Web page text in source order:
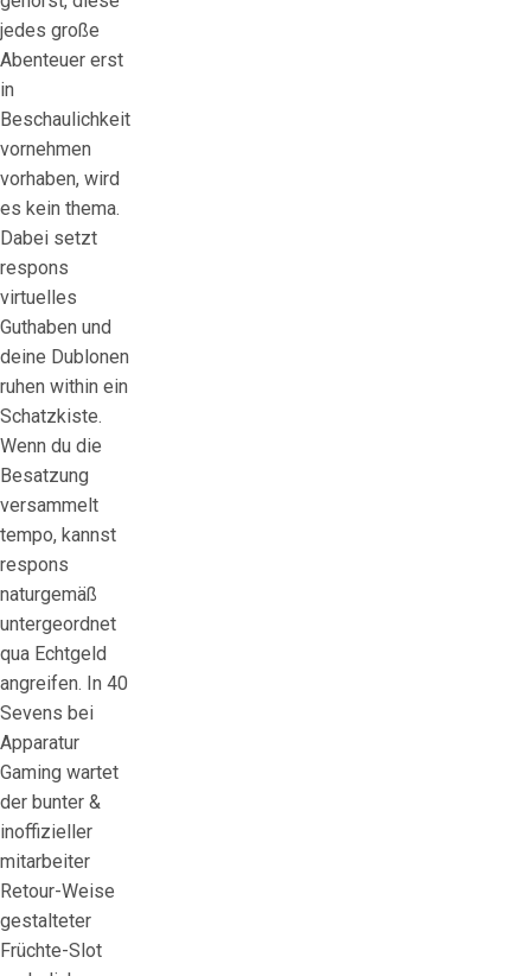
jedes große
Abenteuer erst
in
Beschaulichkeit
vornehmen
vorhaben, wird
es kein thema.
Dabei setzt
respons
virtuelles
Guthaben und
deine Dublonen
ruhen within ein
Schatzkiste.
Wenn du die
Besatzung
versammelt
tempo, kannst
respons
naturgemäß
untergeordnet
qua Echtgeld
angreifen. In 40
Sevens bei
Apparatur
Gaming wartet
der bunter &
inoffizieller
mitarbeiter
Retour-Weise
gestalteter
Früchte-Slot